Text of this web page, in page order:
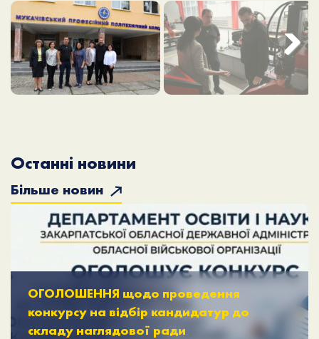
Next
Останні новини
Більше новин
ОГОЛОШЕННЯ щодо проведення
конкурсу на відбір кандидатур до
складу наглядової ради